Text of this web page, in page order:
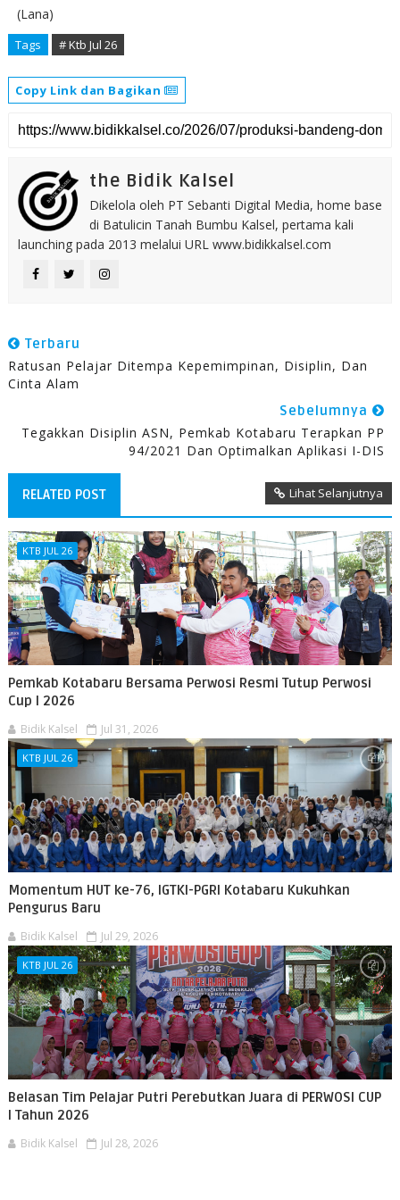
(Lana)
Tags # Ktb Jul 26
Copy Link dan Bagikan
the Bidik Kalsel
Dikelola oleh PT Sebanti Digital Media, home base
di Batulicin Tanah Bumbu Kalsel, pertama kali
launching pada 2013 melalui URL www.bidikkalsel.com
Terbaru
Ratusan Pelajar Ditempa Kepemimpinan, Disiplin, Dan
Cinta Alam
Sebelumnya
Tegakkan Disiplin ASN, Pemkab Kotabaru Terapkan PP
94/2021 Dan Optimalkan Aplikasi I-DIS
RELATED POST Lihat Selanjutnya
KTB JUL 26
Pemkab Kotabaru Bersama Perwosi Resmi Tutup Perwosi
Cup I 2026
Bidik Kalsel Jul 31, 2026
KTB JUL 26
Momentum HUT ke-76, IGTKI-PGRI Kotabaru Kukuhkan
Pengurus Baru
Bidik Kalsel Jul 29, 2026
KTB JUL 26
Belasan Tim Pelajar Putri Perebutkan Juara di PERWOSI CUP
I Tahun 2026
Bidik Kalsel Jul 28, 2026